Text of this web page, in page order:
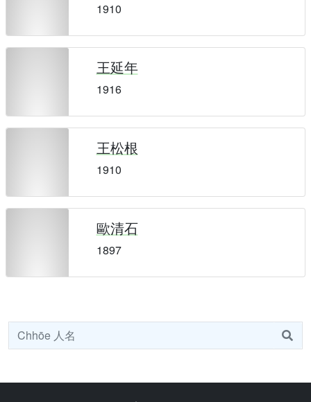
1910
王延年
1916
王松根
1910
歐清石
1897